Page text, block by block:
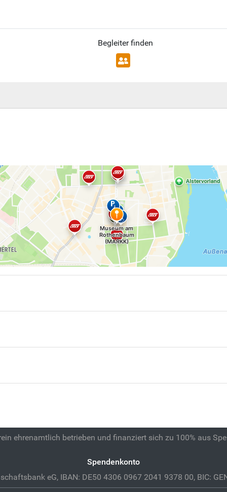
Begleiter finden
ehrenamtlich betrieben und finanziert sich zu 100% aus
Spendenkonto
eG, IBAN: DE50 4306 0967 2041 9378 00, BIC: